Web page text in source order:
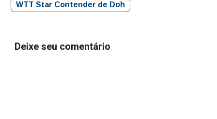
WTT Star Contender de Doh
Deixe seu comentário